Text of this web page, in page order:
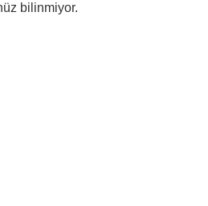
bilinmiyor.